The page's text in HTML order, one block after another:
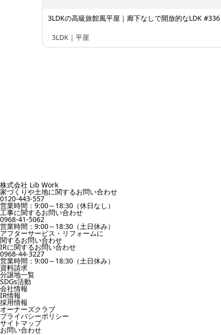
3LDKの高級旅館風平屋｜廊下なしで開放的なLDK #336
3LDK｜平屋
株式会社 Lib Work
家づくりや土地に関するお問い合わせ
0120-443-557
営業時間：9:00～18:30（休日なし）
工事に関するお問い合わせ
0968-41-5062
営業時間：9:00～18:30（土日休み）
アフターサービス・リフォームに
関するお問い合わせ
IRに関するお問い合わせ
0968-44-3227
営業時間：9:00～18:30（土日休み）
資料請求
分譲地一覧
SDGs活動
会社情報
IR情報
採用情報
オーナーズクラブ
プライバシーポリシー
サイトマップ
お問い合わせ